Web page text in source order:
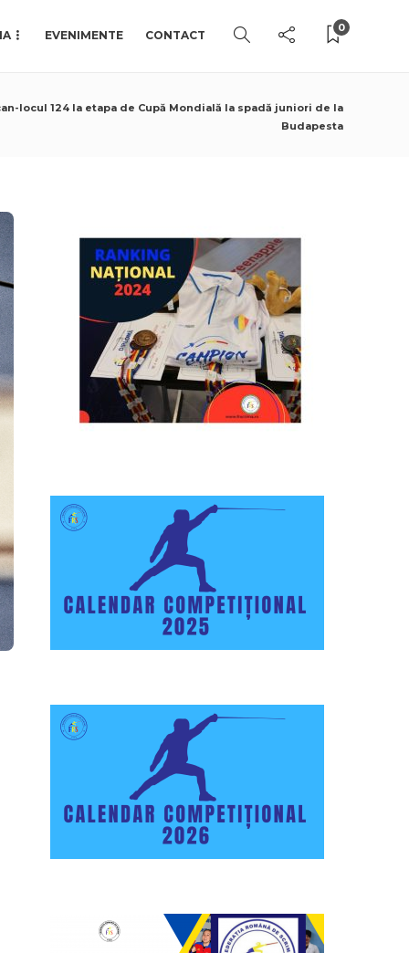
EVENIMENTE CONTACT
0
locul 124 la etapa de Cupă Mondială la spadă juniori de la
Budapesta